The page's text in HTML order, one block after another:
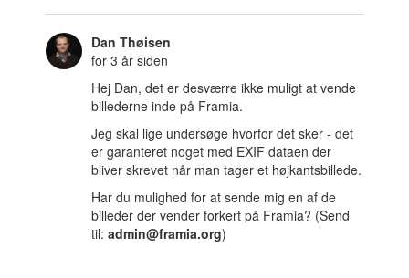
Dan Thøisen
for 3 år siden
Hej Dan, det er desværre ikke muligt at vende
billederne inde på Framia.
Jeg skal lige undersøge hvorfor det sker - det
er garanteret noget med EXIF dataen der
bliver skrevet når man tager et højkantsbillede.
Har du mulighed for at sende mig en af de
billeder der vender forkert på Framia? (Send
til: admin@framia.org)